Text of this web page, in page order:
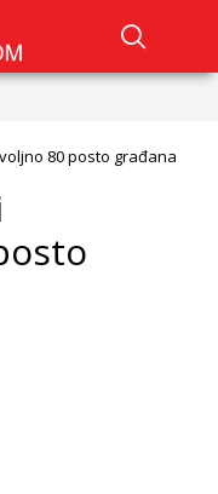
80 posto građana